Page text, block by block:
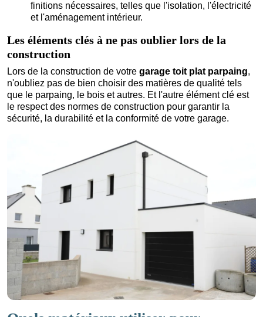
finitions nécessaires, telles que l'isolation, l'électricité
et l'aménagement intérieur.
Les éléments clés à ne pas oublier lors de la
construction
Lors de la construction de votre garage toit plat parpaing,
n'oubliez pas de bien choisir des matières de qualité tels
que le parpaing, le bois et autres. Et l'autre élément clé est
le respect des normes de construction pour garantir la
sécurité, la durabilité et la conformité de votre garage.